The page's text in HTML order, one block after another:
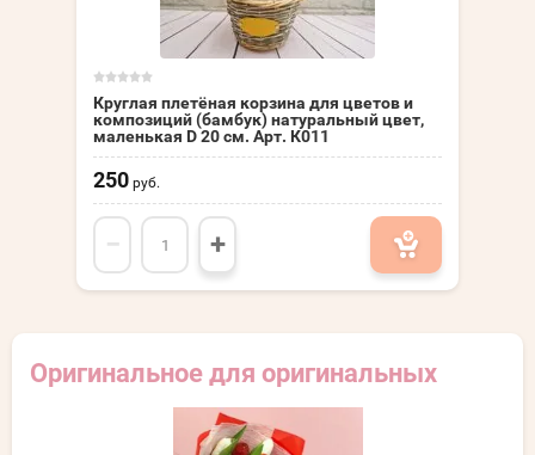
Оригинальное для оригинальных
Круглая плетёная корзина для цветов и
композиций (бамбук) натуральный цвет,
маленькая D 20 см. Арт. К011
250 руб.
− +